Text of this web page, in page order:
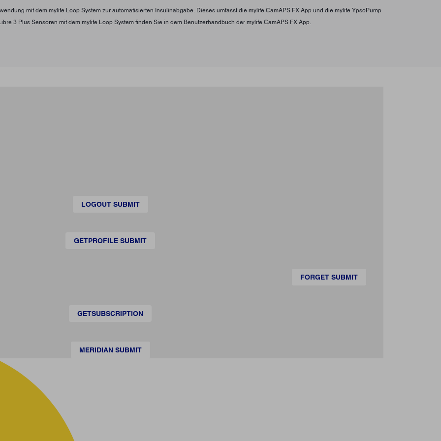
mit dem mylife Loop System zur automatisierten Insulinabgabe. Dieses umfasst die mylife CamAPS FX App und die mylife YpsoPump
3 Plus Sensoren mit dem mylife Loop System finden Sie in dem Benutzerhandbuch der mylife CamAPS FX App.
LOGOUT SUBMIT
GETPROFILE SUBMIT
FORGET SUBMIT
GETSUBSCRIPTION
MERIDIAN SUBMIT